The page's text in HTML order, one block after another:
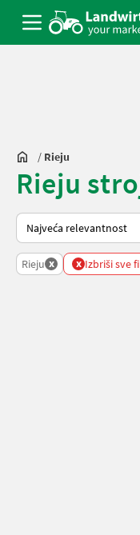
/ Rieju
Rieju
Tako se sortira na
Rieju x x Izbriši sve